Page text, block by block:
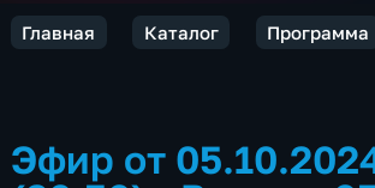
Главная Каталог Программа
Эфир от